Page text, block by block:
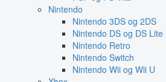
Nintendo
Nintendo 3DS og 2DS
Nintendo DS og DS Lite
Nintendo Retro
Nintendo Switch
Nintendo Wii og Wii U